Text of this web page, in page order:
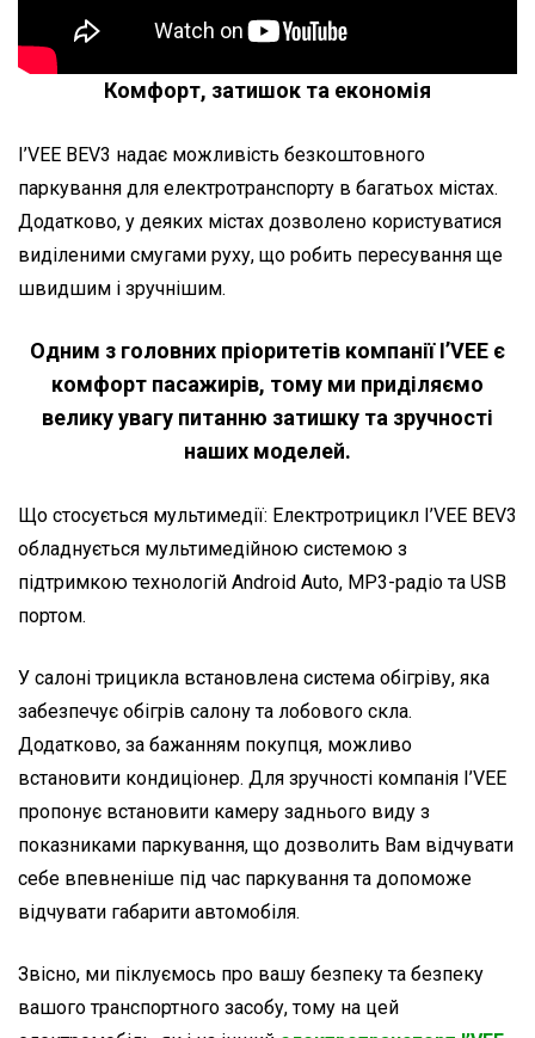
Комфорт, затишок та економія
I’VEE BEV3 надає можливість безкоштовного
паркування для електротранспорту в багатьох містах.
Додатково, у деяких містах дозволено користуватися
виділеними смугами руху, що робить пересування ще
швидшим і зручнішим.
Одним з головних пріоритетів компанії I’VEE є
комфорт пасажирів, тому ми приділяємо
велику увагу питанню затишку та зручності
наших моделей.
Що стосується мультимедії: Електротрицикл I’VEE BEV3
обладнується мультимедійною системою з
підтримкою технологій Android Auto, MP3-радіо та USB
портом.
У салоні трицикла встановлена система обігріву, яка
забезпечує обігрів салону та лобового скла.
Додатково, за бажанням покупця, можливо
встановити кондиціонер. Для зручності компанія I’VEE
пропонує встановити камеру заднього виду з
показниками паркування, що дозволить Вам відчувати
себе впевненіше під час паркування та допоможе
відчувати габарити автомобіля.
Звісно, ми піклуємось про вашу безпеку та безпеку
вашого транспортного засобу, тому на цей